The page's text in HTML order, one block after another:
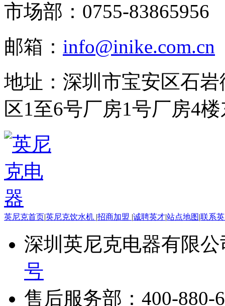
市场部：0755-83865956
邮箱： info@inike.com.cn
地址：深圳市宝安区石
区1至6号厂房1号厂房4
英尼克首页|英尼克饮水机 |招商加盟 |诚聘英才|站点地图|联系
深圳英尼克电器有限
号
售后服务部：400-880-